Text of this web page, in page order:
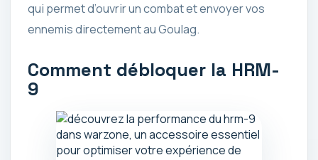
qui permet d’ouvrir un combat et envoyer vos
ennemis directement au Goulag.
Comment débloquer la HRM-
9